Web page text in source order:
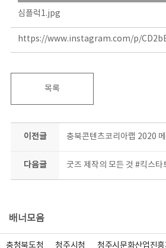
심플럭1.jpg
https://www.instagram.com/p/
목록
이전글
다음글 굿즈 제작의 모든 것 #킥스
배너모음
충청북도청 청주시청 청주시문화산업진